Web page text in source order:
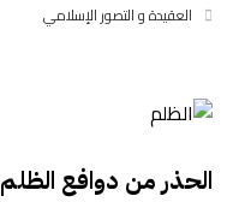
العقيدة و التصور الإسلامي
الحذر من دوافع الظلم